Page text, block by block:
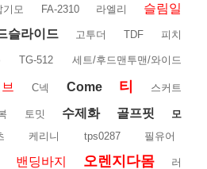
기모 FA-2310 라엘리
슬림일
슬라이드 고투더 TDF 피치
TG-512 세트/후드맨투맨/와이드
C넥 Come 티 스커트
토밋 수제화 골프핏
모
케리니 tps0287 필유어
밴딩바지 오렌지다몸
러